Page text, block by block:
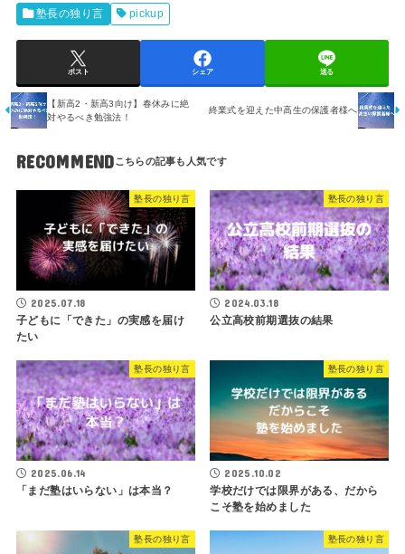
塾長の独り言 pickup
ポスト シェア 送る
【新高2・新高3向け】春休みに絶
対やるべき勉強法！
終業式を迎えた中高生の保護者様へ
RECOMMEND
塾長の独り言
2025.07.18
子どもに「できた」の実感を届け
たい
塾長の独り言
2024.03.18
公立高校前期選抜の結果
塾長の独り言
2025.06.14
「まだ塾はいらない」は本当？
塾長の独り言
2025.10.02
学校だけでは限界がある、だから
こそ塾を始めました
塾長の独り言 塾長の独り言